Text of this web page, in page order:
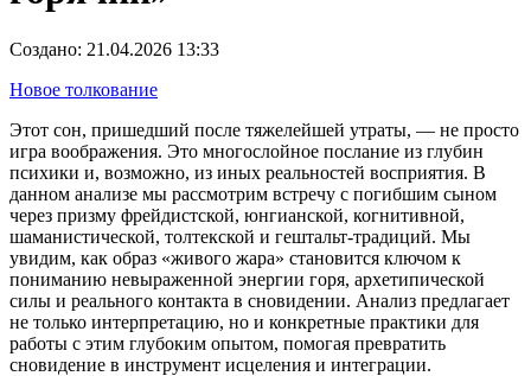
Создано: 21.04.2026 13:33
Новое толкование
Этот сон, пришедший после тяжелейшей утраты, — не просто
игра воображения. Это многослойное послание из глубин
психики и, возможно, из иных реальностей восприятия. В
данном анализе мы рассмотрим встречу с погибшим сыном
через призму фрейдистской, юнгианской, когнитивной,
шаманистической, толтекской и гештальт-традиций. Мы
увидим, как образ «живого жара» становится ключом к
пониманию невыраженной энергии горя, архетипической
силы и реального контакта в сновидении. Анализ предлагает
не только интерпретацию, но и конкретные практики для
работы с этим глубоким опытом, помогая превратить
сновидение в инструмент исцеления и интеграции.